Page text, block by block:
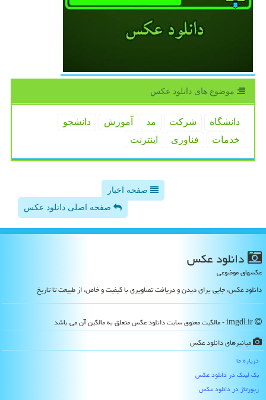
موضوع های دانلود عكس
دانشگاه شركت مد آموزش
دانشجو
خدمات
فناوری اینترنت
صفحه اخبار
صفحه اصلی دانلود عکس
دانلود عكس
عکسهای موضوعی
دانلود عکس، جایی برای دیدن و دریافت تصاویری با کیفیت و خاص، از طبیعت تا تاریخ
میانبرهای دانلود عكس
درباره ما
بک لینک در دانلود عكس
رپورتاژ در دانلود عكس